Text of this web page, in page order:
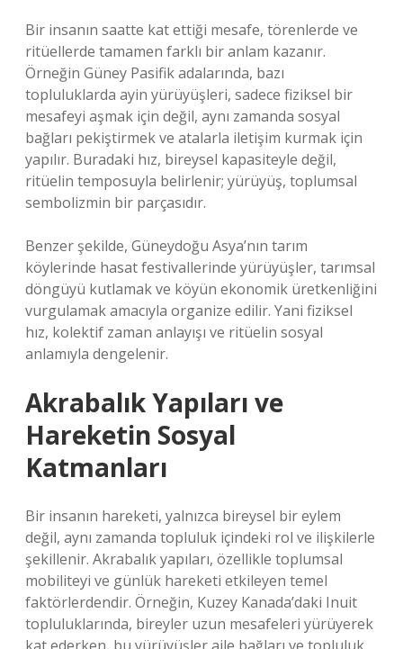
Bir insanın saatte kat ettiği mesafe, törenlerde ve
ritüellerde tamamen farklı bir anlam kazanır.
Örneğin Güney Pasifik adalarında, bazı
topluluklarda ayin yürüyüşleri, sadece fiziksel bir
mesafeyi aşmak için değil, aynı zamanda sosyal
bağları pekiştirmek ve atalarla iletişim kurmak için
yapılır. Buradaki hız, bireysel kapasiteyle değil,
ritüelin temposuyla belirlenir; yürüyüş, toplumsal
sembolizmin bir parçasıdır.
Benzer şekilde, Güneydoğu Asya’nın tarım
köylerinde hasat festivallerinde yürüyüşler, tarımsal
döngüyü kutlamak ve köyün ekonomik üretkenliğini
vurgulamak amacıyla organize edilir. Yani fiziksel
hız, kolektif zaman anlayışı ve ritüelin sosyal
anlamıyla dengelenir.
Akrabalık Yapıları ve
Hareketin Sosyal
Katmanları
Bir insanın hareketi, yalnızca bireysel bir eylem
değil, aynı zamanda topluluk içindeki rol ve ilişkilerle
şekillenir. Akrabalık yapıları, özellikle toplumsal
mobiliteyi ve günlük hareketi etkileyen temel
faktörlerdendir. Örneğin, Kuzey Kanada’daki Inuit
topluluklarında, bireyler uzun mesafeleri yürüyerek